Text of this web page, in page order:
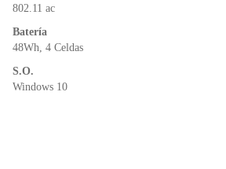
802.11 ac
Batería
48Wh, 4 Celdas
S.O.
Windows 10